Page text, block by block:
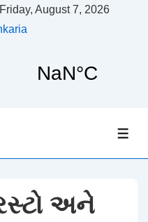
August 7, 2026
અને